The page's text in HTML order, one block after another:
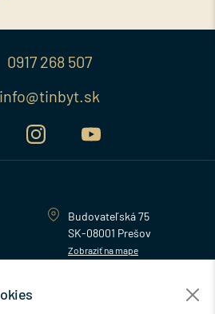
0917 268 507
info@tinbyt.sk
Budovateľská 75
SK-08001 Prešov
Zobraziť na mape